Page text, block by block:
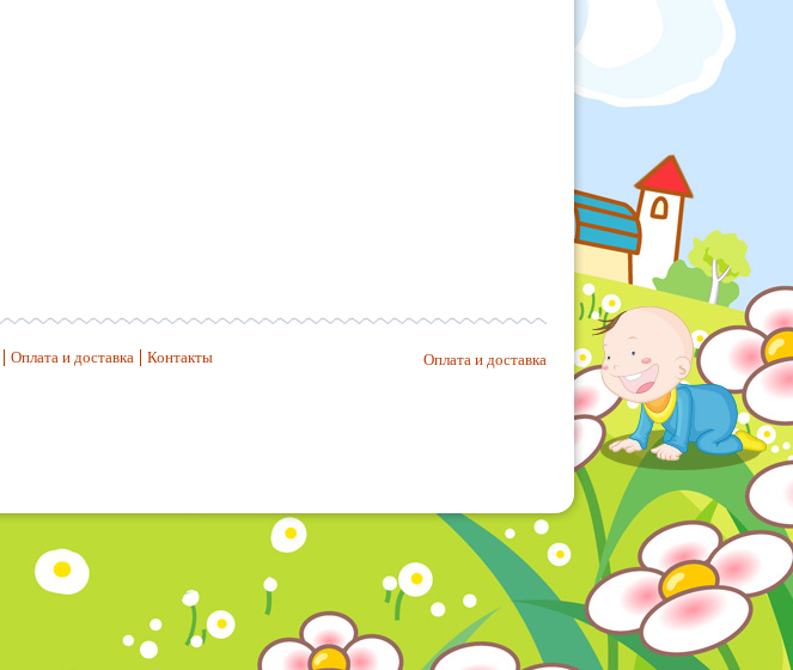
Оплата и доставка Контакты Оплата и доставка